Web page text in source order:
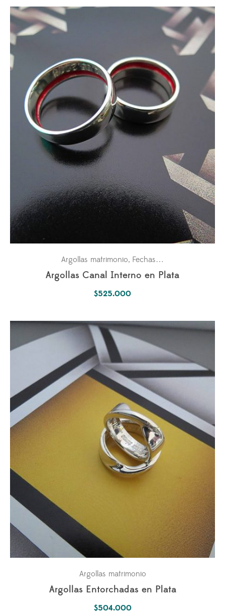
precios:
desde
$375.000
hasta
$1.150.000
Argollas matrimonio, Fechas especiales
Argollas Canal Interno en Plata
$525.000
Argollas matrimonio
Argollas Entorchadas en Plata
$504.000